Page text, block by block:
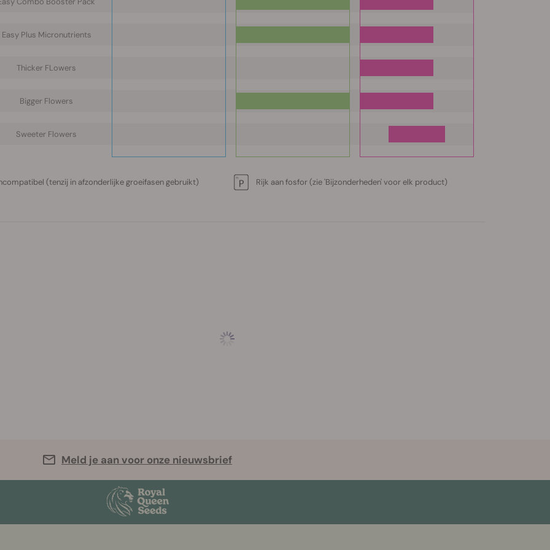
Easy Plus Micronutrients
Thicker FLowers
Bigger Flowers
Sweeter Flowers
(tenzij in afzonderlijke groeifasen gebruikt) Rijk aan fosfor (zie 'Bijzonderheden' voor elk product)
Meld je aan voor onze nieuwsbrief